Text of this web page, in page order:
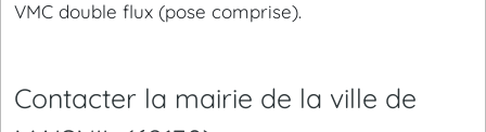
VMC double flux (pose comprise).
Contacter la mairie de la ville de